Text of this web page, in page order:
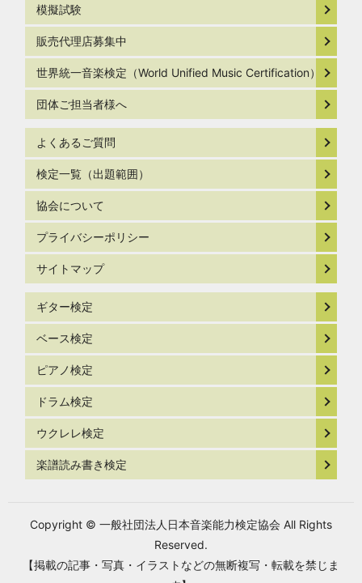
模擬試験
販売代理店募集中
世界統一音楽検定（World Unified Music Certification）
団体ご担当者様へ
よくあるご質問
検定一覧（出題範囲）
協会について
プライバシーポリシー
サイトマップ
ギター検定
ベース検定
ピアノ検定
ドラム検定
ウクレレ検定
楽譜読み書き検定
Copyright © 一般社団法人日本音楽能力検定協会 All Rights
Reserved.
【掲載の記事・写真・イラストなどの無断複写・転載を禁じま